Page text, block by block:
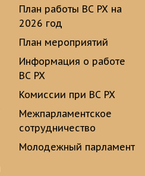
План работы ВС РХ на
2026 год
План мероприятий
Информация о работе
ВС РХ
Комиссии при ВС РХ
Межпарламентское
сотрудничество
Молодежный парламент